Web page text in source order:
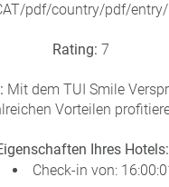
pdf/country/pdf/
Rating: 7
Mit dem TUI Smile
Vorteilen
Ihres Hotels:
Check-in von: